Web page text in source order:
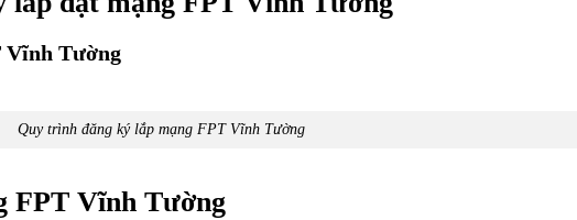
Vĩnh Tường
Quy trình đăng ký lắp mạng FPT Vĩnh Tường
FPT Vĩnh Tường